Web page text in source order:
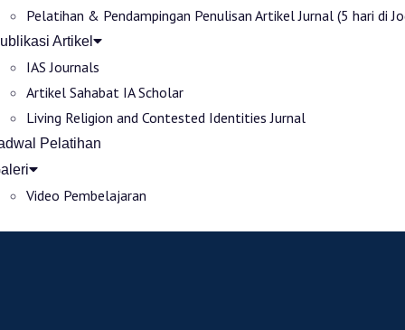
Pelatihan & Pendampingan Penulisan Artikel Jurnal (5 hari di
Artikel
IAS Journals
Artikel Sahabat IA Scholar
Living Religion and Contested Identities Jurnal
Pelatihan
Video Pembelajaran